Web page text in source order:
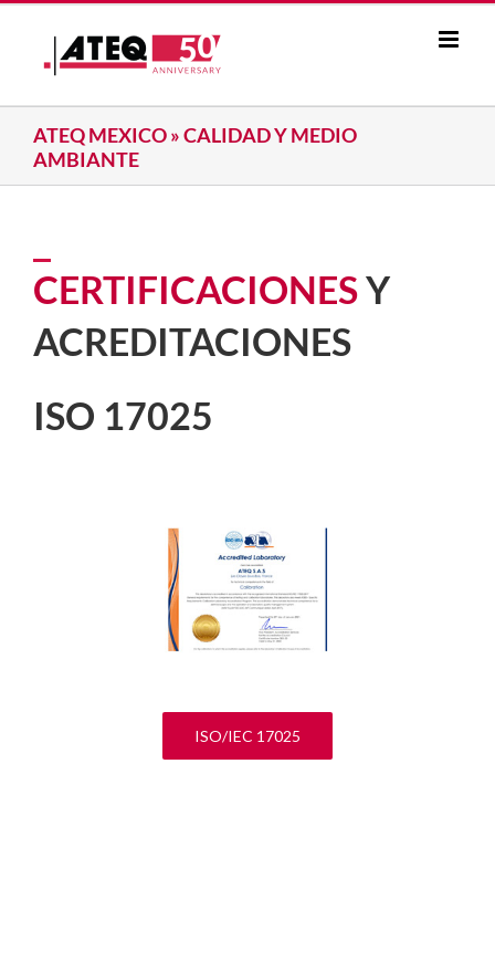
Skip
content
ATEQ MEXICO»CALIDAD Y MEDIO
AMBIANTE
CERTIFICACIONESY
ACREDITACIONES
ISO 17025
ISO/IEC 17025